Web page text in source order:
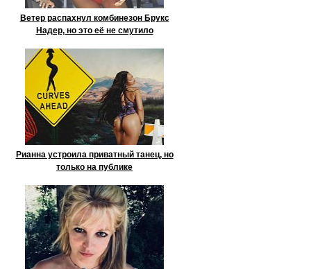
Ветер распахнул комбинезон Брукс
Надер, но это её не смутило
Рианна устроила приватный танец, но
только на публике